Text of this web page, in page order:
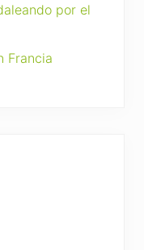
por el
Francia